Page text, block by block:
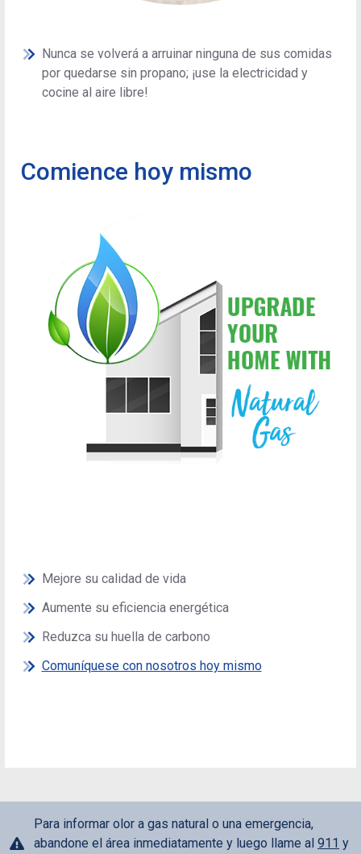
Nunca se volverá a arruinar ninguna de sus comidas
por quedarse sin propano; ¡use la electricidad y
cocine al aire libre!
Comience hoy mismo
Mejore su calidad de vida
Aumente su eficiencia energética
Reduzca su huella de carbono
Comuníquese con nosotros hoy mismo
Para informar olor a gas natural o una emergencia,
abandone el área inmediatamente y luego llame al 911 y